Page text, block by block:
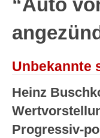
“Auto
Unbekannte
Heinz
Progressiv-